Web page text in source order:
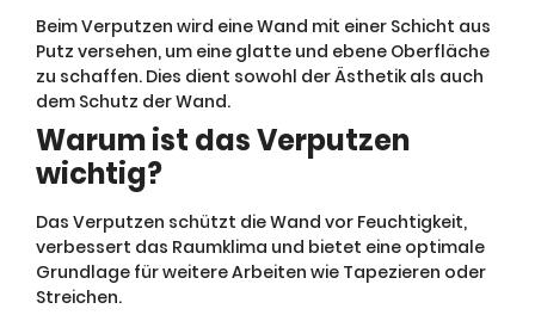
Beim Verputzen wird eine Wand mit einer Schicht aus
Putz versehen, um eine glatte und ebene Oberfläche
zu schaffen. Dies dient sowohl der Ästhetik als auch
dem Schutz der Wand.
Warum ist das Verputzen
wichtig?
Das Verputzen schützt die Wand vor Feuchtigkeit,
verbessert das Raumklima und bietet eine optimale
Grundlage für weitere Arbeiten wie Tapezieren oder
Streichen.